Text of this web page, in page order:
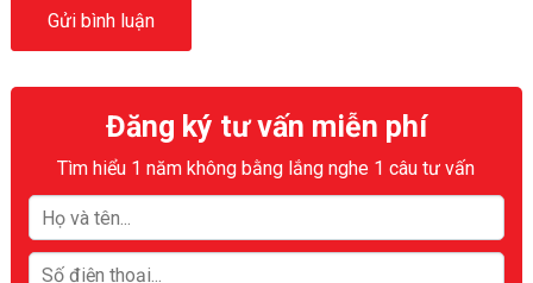
Đăng ký tư vấn miễn phí
Tìm hiểu 1 năm không bằng lắng nghe 1 câu tư vấn